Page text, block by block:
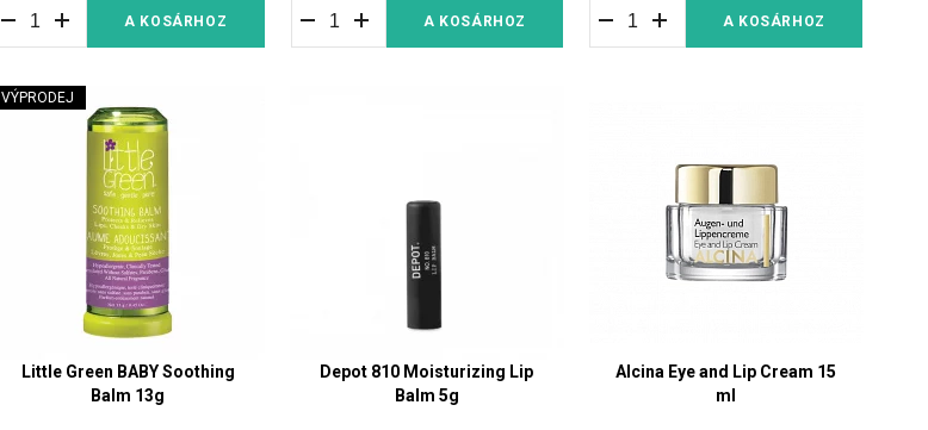
A KOSÁRHOZ A KOSÁRHOZ A KOSÁRHOZ
VÝPRODEJ
Little Green BABY Soothing
Balm 13g
Depot 810 Moisturizing Lip
Balm 5g
Alcina Eye and Lip Cream 15
ml